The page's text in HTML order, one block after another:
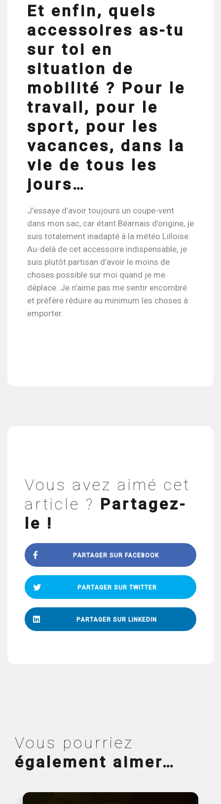
Et enfin, quels
accessoires as-tu
sur toi en
situation de
mobilité ? Pour le
travail, pour le
sport, pour les
vacances, dans la
vie de tous les
jours…
J’essaye d’avoir toujours un coupe-vent
dans mon sac, car étant Béarnais d’origine, je
suis totalement inadapté à la météo Lilloise.
Au-delà de cet accessoire indispensable, je
suis plutôt partisan d’avoir le moins de
choses possible sur moi quand je me
déplace. Je n’aime pas me sentir encombré
et préfère réduire au minimum les choses à
emporter.
Vous avez aimé cet
article ? Partagez-
le !
PARTAGER SUR FACEBOOK
PARTAGER SUR TWITTER
PARTAGER SUR LINKEDIN
Vous pourriez
également aimer…